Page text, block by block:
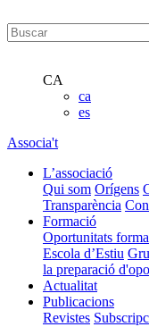
CA
ca
es
Associa't
L’associació
Qui som Orígens
Transparència
Formació
Oportunitats
Escola d’Estiu
la preparació
Actualitat
Publicacions
Revistes